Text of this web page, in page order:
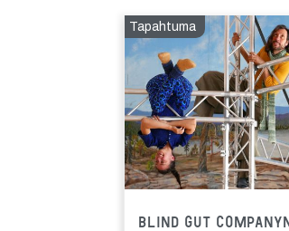
Tapahtuma
Blind Gut